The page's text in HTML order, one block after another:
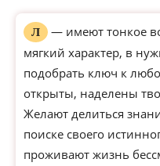
Л
— имеют тонкое
мягкий характер, в
подобрать ключ к
открыты, наделены
Желают делиться
поиске своего
проживают жизнь